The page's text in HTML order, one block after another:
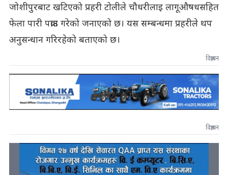
जोशीपुरबाट खटिएको प्रहरी टोलीले चौधरीलाइ लागूऔषधसहित
फेला पारी पक्राउ गरेको जनाएको छ। यस सम्बन्धमा प्रहरीले थप
अनुसन्धान गरिरहेको बताएको छ।
विज्ञापन
विज्ञापन